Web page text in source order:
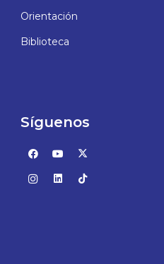
Orientación
Biblioteca
Síguenos